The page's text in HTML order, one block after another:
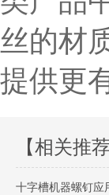
丝的材
提供更
【相关推荐
十字槽机器螺钉应